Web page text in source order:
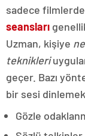
sadece
seansları
Uzman, kişiye
teknikleri
geçer. Bazı
bir sesi dinlemek
Gözle